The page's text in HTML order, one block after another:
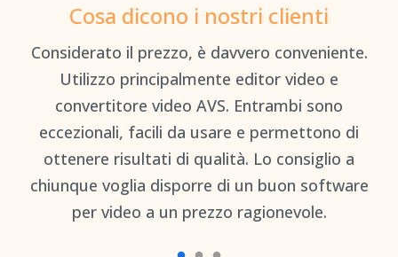
Cosa dicono i nostri clienti
Considerato il prezzo, è davvero conveniente.
Utilizzo principalmente editor video e
convertitore video AVS. Entrambi sono
eccezionali, facili da usare e permettono di
ottenere risultati di qualità. Lo consiglio a
chiunque voglia disporre di un buon software
per video a un prezzo ragionevole.